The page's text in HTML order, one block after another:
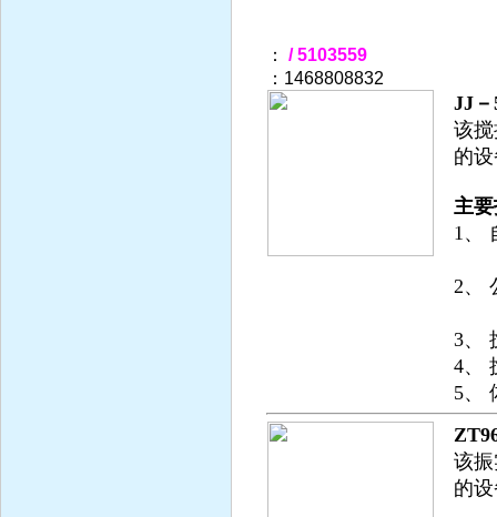
：
/ 5103559
：1468808832
JJ
该
的
主
1、
2、
3、
4、
5、
该
的